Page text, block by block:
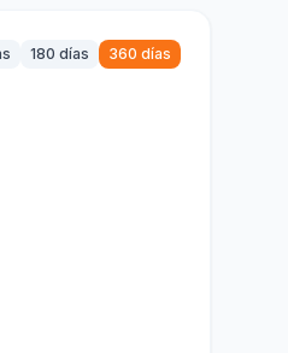
180 días 360 días